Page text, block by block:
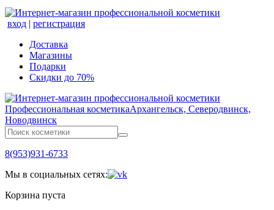
вход | регистрация
Доставка
Магазины
Подарки
Скидки до 70%
Профессиональная косметикаАрхангельск, Северодвинск,
Новодвинск
8(953)931-6733
Мы в социальных сетях:
Корзина пуста